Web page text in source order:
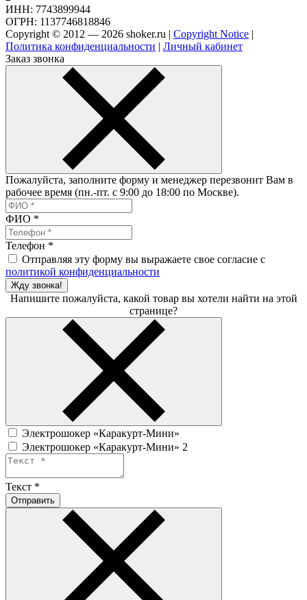
ИНН: 7743899944
ОГРН: 1137746818846
Copyright © 2012 — 2026 shoker.ru | Copyright Notice |
Политика конфиденциальности | Личный кабинет
Заказ звонка
Пожалуйста, заполните форму и менеджер перезвонит Вам в
рабочее время (пн.-пт. с 9:00 до 18:00 по Москве).
ФИО *
Телефон *
Отправляя эту форму вы выражаете свое согласие с
политикой конфиденциальности
Жду звонка!
Напишите пожалуйста, какой товар вы хотели найти на этой
странице?
Электрошокер «Каракурт-Мини»
Электрошокер «Каракурт-Мини» 2
Текст *
Отправить